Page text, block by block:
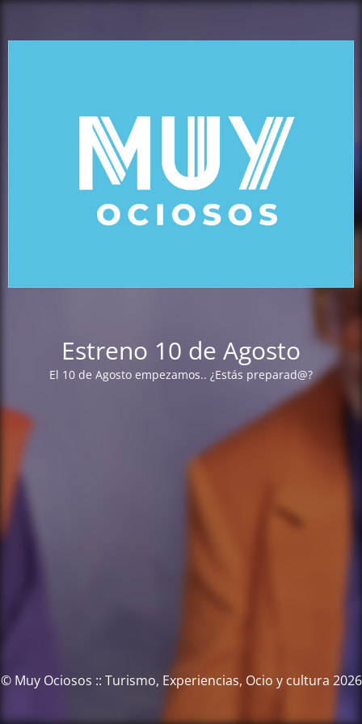
Estreno 10 de Agosto
El 10 de Agosto empezamos.. ¿Estás preparad@?
© Muy Ociosos :: Turismo, Experiencias, Ocio y cultura 2026